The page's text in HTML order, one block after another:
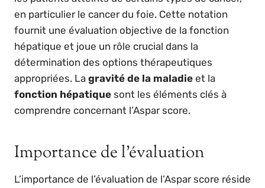
en particulier le cancer du foie. Cette notation
fournit une évaluation objective de la fonction
hépatique et joue un rôle crucial dans la
détermination des options thérapeutiques
appropriées. La gravité de la maladie et la
fonction hépatique sont les éléments clés à
comprendre concernant l’Aspar score.
Importance de l’évaluation
L’importance de l’évaluation de l’Aspar score réside